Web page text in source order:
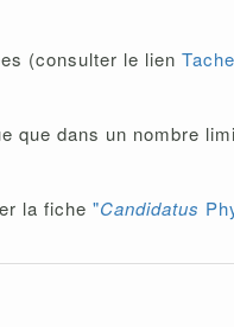
(consulter le lien
dans un nombre
la fiche "Candidatus